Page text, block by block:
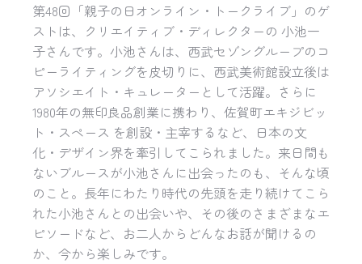
第48回「親子の日オンライン・トークライブ」のゲ
ストは、クリエイティブ・ディレクターの 小池一
子さんです。小池さんは、西武セゾングループのコ
ピーライティングを皮切りに、西武美術館設立後は
アソシエイト・キュレーターとして活躍。さらに
1980年の無印良品創業に携わり、佐賀町エキジビッ
ト・スペース を創設・主宰するなど、日本の文
化・デザイン界を牽引してこられました。来日間も
ないブルースが小池さんに出会ったのも、そんな頃
のこと。長年にわたり時代の先頭を走り続けてこら
れた小池さんとの出会いや、その後のさまざまなエ
ピソードなど、お二人からどんなお話が聞けるの
か、今から楽しみです。